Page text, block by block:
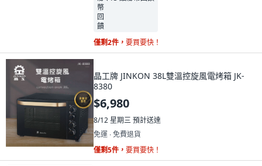
僅剩2件， 要買要快！
晶工牌 JINKON 38L雙溫控旋風電烤箱 JK-
8380
$6,980
8/12 星期三預計送達
免運 ∙ 免費退貨
僅剩5件， 要買要快！